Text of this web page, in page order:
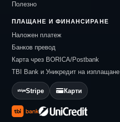
Полезно
ПЛАЩАНЕ И ФИНАНСИРАНЕ
Наложен платеж
Банков превод
Карта чрез BORICA/Postbank
TBI Bank и Уникредит на изплащане
Stripe Карти